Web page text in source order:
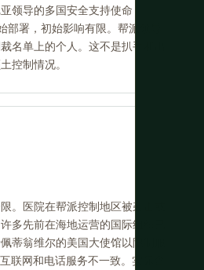
领导的多国安全支持使命
部署，初始影响有限。帮派领导
名单上的个人。这不是扒手和出
控制情况。
。医院在帮派控制地区被袭击或
多先前在海地运营的国际组织已
蒂翁维尔的美国大使馆以限制服
联网和电话服务不一致。实际含